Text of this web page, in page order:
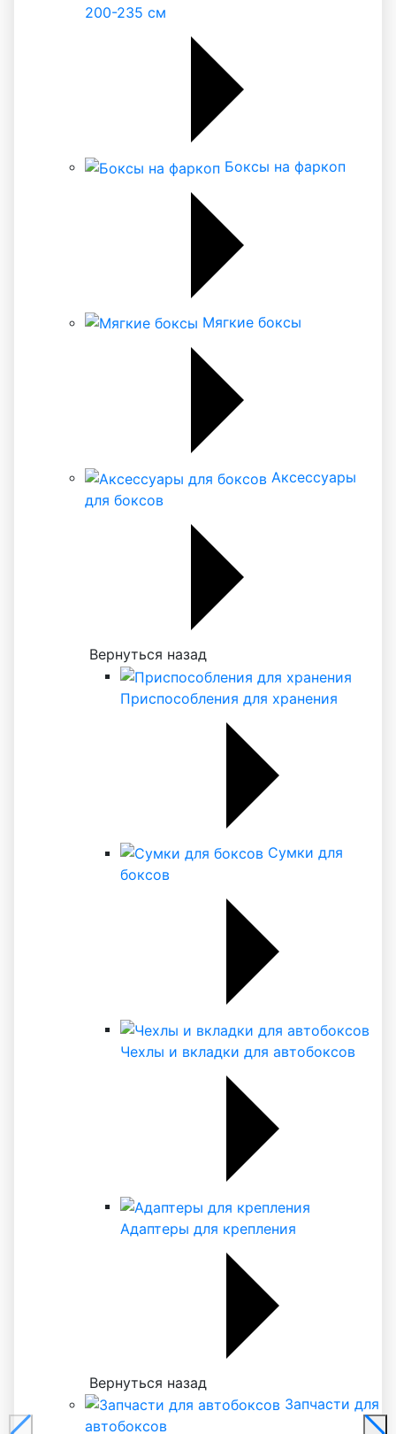
200-235 см
Боксы на фаркоп
Мягкие боксы
Аксессуары
для боксов
Вернуться назад
Приспособления для хранения
Сумки для
боксов
Чехлы и вкладки для автобоксов
Адаптеры для крепления
Вернуться назад
Запчасти для
автобоксов